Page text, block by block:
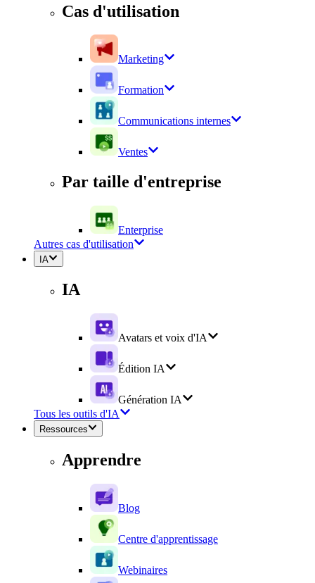
Cas d'utilisation
Marketing
Formation
Communications internes
Ventes
Par taille d'entreprise
Enterprise
Autres cas d'utilisation
IA
IA
Avatars et voix d'IA
Édition IA
Génération IA
Tous les outils d'IA
Ressources
Apprendre
Blog
Centre d'apprentissage
Webinaires